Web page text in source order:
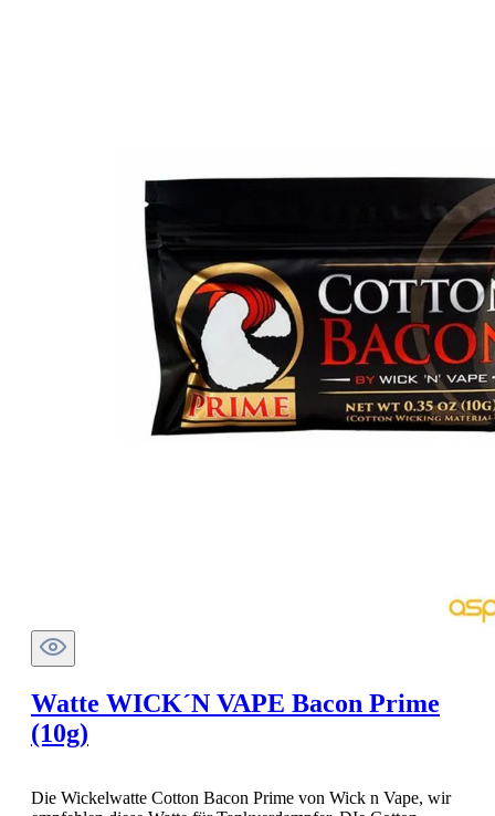
Watte WICK´N VAPE Bacon Prime
(10g)
Die Wickelwatte Cotton Bacon Prime von Wick n Vape, wir